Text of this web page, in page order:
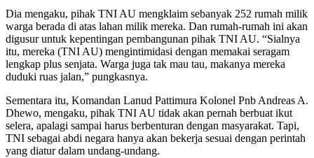
Dia mengaku, pihak TNI AU mengklaim sebanyak 252 rumah milik
warga berada di atas lahan milik mereka. Dan rumah-rumah ini akan
digusur untuk kepentingan pembangunan pihak TNI AU. “Sialnya
itu, mereka (TNI AU) mengintimidasi dengan memakai seragam
lengkap plus senjata. Warga juga tak mau tau, makanya mereka
duduki ruas jalan,” pungkasnya.
Sementara itu, Komandan Lanud Pattimura Kolonel Pnb Andreas A.
Dhewo, mengaku, pihak TNI AU tidak akan pernah berbuat ikut
selera, apalagi sampai harus berbenturan dengan masyarakat. Tapi,
TNI sebagai abdi negara hanya akan bekerja sesuai dengan perintah
yang diatur dalam undang-undang.